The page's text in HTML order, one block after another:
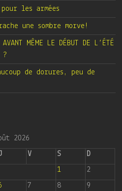
les armées
une sombre morve!
MÊME LE DÉBUT DE L’ÉTÉ
?
de dorures, peu de
2026
V S
D
1
2
7 8
9